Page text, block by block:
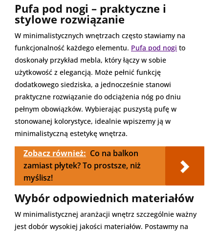
Pufa pod nogi – praktyczne i
stylowe rozwiązanie
W minimalistycznych wnętrzach często stawiamy na
funkcjonalność każdego elementu. Pufa pod nogi to
doskonały przykład mebla, który łączy w sobie
użytkowość z elegancją. Może pełnić funkcję
dodatkowego siedziska, a jednocześnie stanowi
praktyczne rozwiązanie do odciążenia nóg po dniu
pełnym obowiązków. Wybierając puszystą pufę w
stonowanej kolorystyce, idealnie wpiszemy ją w
minimalistyczną estetykę wnętrza.
Zobacz również: Co na balkon
zamiast płytek? To prostsze, niż
myślisz!
Wybór odpowiednich materiałów
W minimalistycznej aranżacji wnętrz szczególnie ważny
jest dobór wysokiej jakości materiałów. Postawmy na